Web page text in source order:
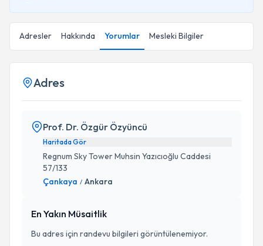
Adresler Hakkında Yorumlar Mesleki Bilgiler
Adres
Prof. Dr. Özgür Özyüncü
Haritada Gör
Regnum Sky Tower Muhsin Yazıcıoğlu Caddesi
57/133
Çankaya / Ankara
En Yakın Müsaitlik
Bu adres için randevu bilgileri görüntülenemiyor.